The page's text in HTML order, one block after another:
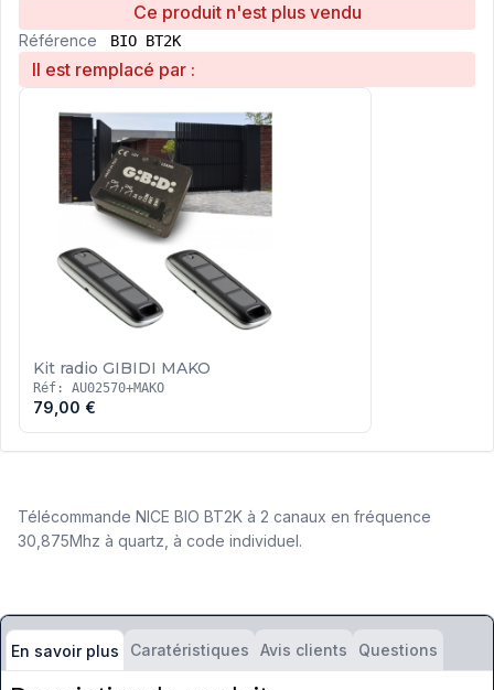
Ce produit n'est plus vendu
Référence BIO BT2K
Il est remplacé par :
Kit radio GIBIDI MAKO
Réf: AU02570+MAKO
79,00 €
Télécommande NICE BIO BT2K à 2 canaux en fréquence
30,875Mhz à quartz, à code individuel.
En savoir plus Caratéristiques Avis clients Questions